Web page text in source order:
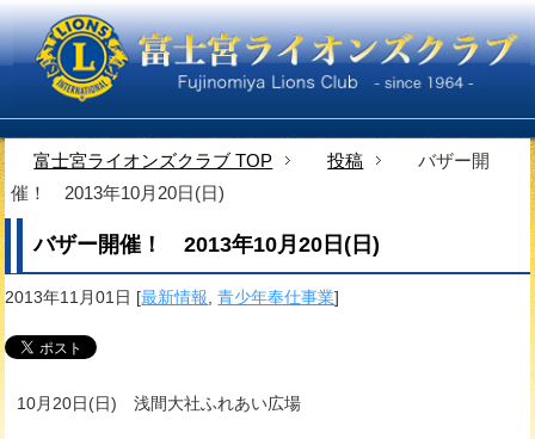
富士宮ライオンズクラブ TOP 投稿
バザー開
催！ 2013年10月20日(日)
バザー開催！ 2013年10月20日(日)
2013年11月01日 [最新情報 ,青少年奉仕事業]
10月20日(日) 浅間大社ふれあい広場